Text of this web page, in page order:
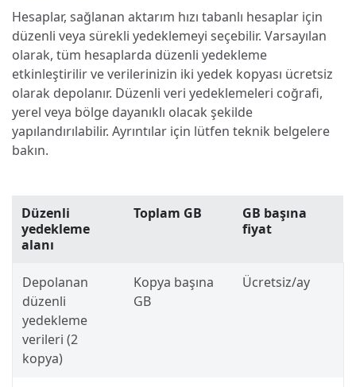
Hesaplar, sağlanan aktarım hızı tabanlı hesaplar için
düzenli veya sürekli yedeklemeyi seçebilir. Varsayılan
olarak, tüm hesaplarda düzenli yedekleme
etkinleştirilir ve verilerinizin iki yedek kopyası ücretsiz
olarak depolanır. Düzenli veri yedeklemeleri coğrafi,
yerel veya bölge dayanıklı olacak şekilde
yapılandırılabilir. Ayrıntılar için lütfen teknik belgelere
bakın.
Düzenli
yedekleme
alanı
Toplam GB
GB başına
fiyat
Depolanan
düzenli
yedekleme
verileri (2
kopya)
Kopya başına
GB
Ücretsiz/ay